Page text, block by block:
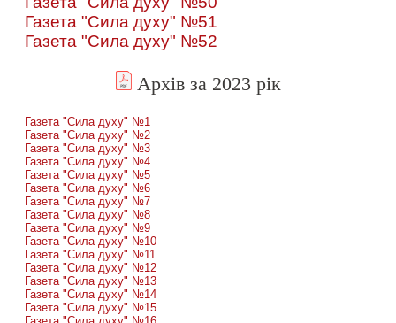
Газета "Сила духу" №51
Газета "Сила духу" №52
Архів за 2023 рік
Газета "Сила духу" №1
Газета "Сила духу" №2
Газета "Сила духу" №3
Газета "Сила духу" №4
Газета "Сила духу" №5
Газета "Сила духу" №6
Газета "Сила духу" №7
Газета "Сила духу" №8
Газета "Сила духу" №9
Газета "Сила духу" №10
Газета "Сила духу" №11
Газета "Сила духу" №12
Газета "Сила духу" №13
Газета "Сила духу" №14
Газета "Сила духу" №15